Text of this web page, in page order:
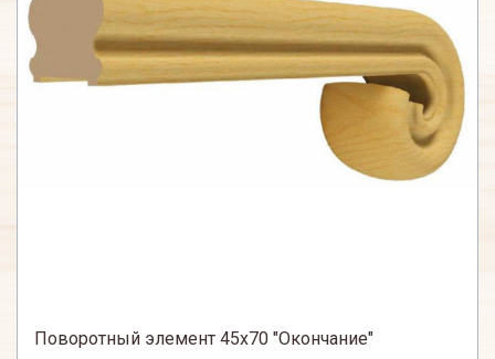
Поворотный элемент 45х70 "Окончание"